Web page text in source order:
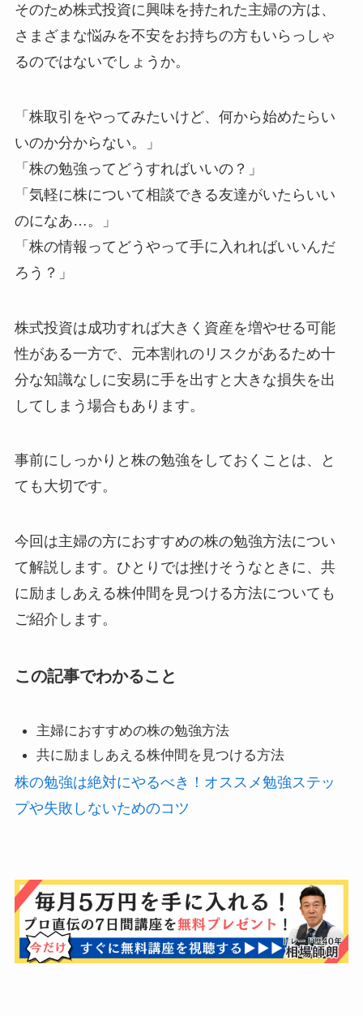
そのため株式投資に興味を持たれた主婦の方は、
さまざまな悩みを不安をお持ちの方もいらっしゃ
るのではないでしょうか。
「株取引をやってみたいけど、何から始めたらい
いのか分からない。」
「株の勉強ってどうすればいいの？」
「気軽に株について相談できる友達がいたらいい
のになあ…。」
「株の情報ってどうやって手に入れればいいんだ
ろう？」
株式投資は成功すれば大きく資産を増やせる可能
性がある一方で、元本割れのリスクがあるため十
分な知識なしに安易に手を出すと大きな損失を出
してしまう場合もあります。
事前にしっかりと株の勉強をしておくことは、と
ても大切です。
今回は主婦の方におすすめの株の勉強方法につい
て解説します。ひとりでは挫けそうなときに、共
に励ましあえる株仲間を見つける方法についても
ご紹介します。
この記事でわかること
主婦におすすめの株の勉強方法
共に励ましあえる株仲間を見つける方法
株の勉強は絶対にやるべき！オススメ勉強ステッ
プや失敗しないためのコツ